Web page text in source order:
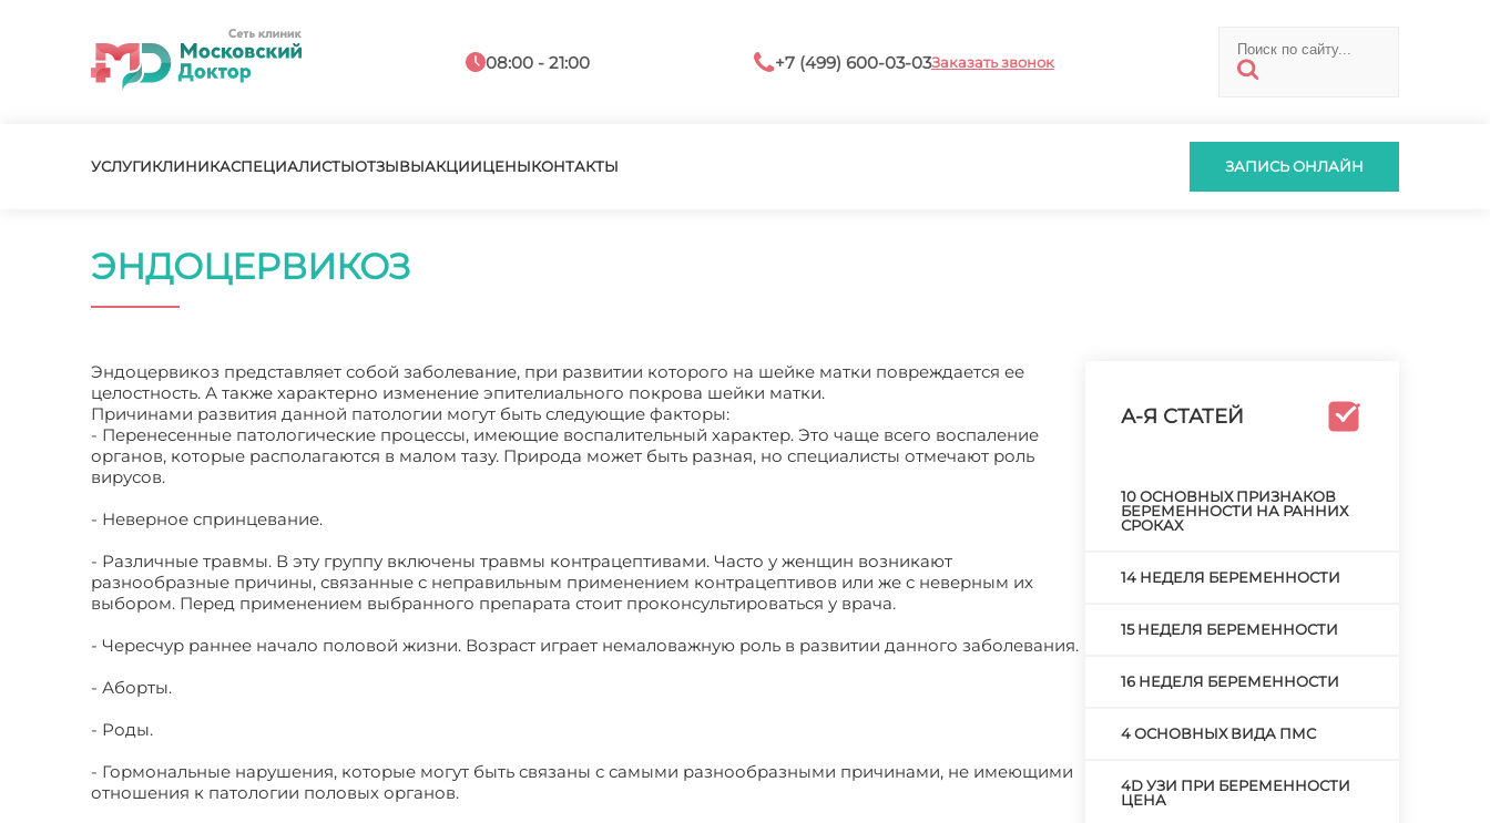
08:00 - 21:00 +7 (499) 600-03-03Заказать звонок
УСЛУГИКЛИНИКАСПЕЦИАЛИСТЫОТЗЫВЫАКЦИИЦЕНЫКОНТАКТЫ ЗАПИСЬ ОНЛАЙН
ЭНДОЦЕРВИКОЗ
Эндоцервикоз представляет собой заболевание, при развитии которого на шейке матки повреждается ее
целостность. А также характерно изменение эпителиального покрова шейки матки.
Причинами развития данной патологии могут быть следующие факторы:
- Перенесенные патологические процессы, имеющие воспалительный характер. Это чаще всего воспаление
органов, которые располагаются в малом тазу. Природа может быть разная, но специалисты отмечают роль
вирусов.
- Неверное спринцевание.
- Различные травмы. В эту группу включены травмы контрацептивами. Часто у женщин возникают
разнообразные причины, связанные с неправильным применением контрацептивов или же с неверным их
выбором. Перед применением выбранного препарата стоит проконсультироваться у врача.
- Чересчур раннее начало половой жизни. Возраст играет немаловажную роль в развитии данного заболевания.
- Аборты.
- Роды.
- Гормональные нарушения, которые могут быть связаны с самыми разнообразными причинами, не имеющими
отношения к патологии половых органов.
А-Я СТАТЕЙ
10 ОСНОВНЫХ ПРИЗНАКОВ
БЕРЕМЕННОСТИ НА РАННИХ
СРОКАХ
14 НЕДЕЛЯ БЕРЕМЕННОСТИ
15 НЕДЕЛЯ БЕРЕМЕННОСТИ
16 НЕДЕЛЯ БЕРЕМЕННОСТИ
4 ОСНОВНЫХ ВИДА ПМС
4D УЗИ ПРИ БЕРЕМЕННОСТИ
ЦЕНА